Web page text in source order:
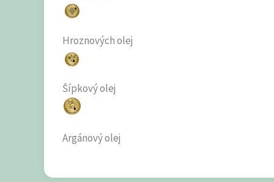
Hroznových olej
Šípkový olej
Argánový olej